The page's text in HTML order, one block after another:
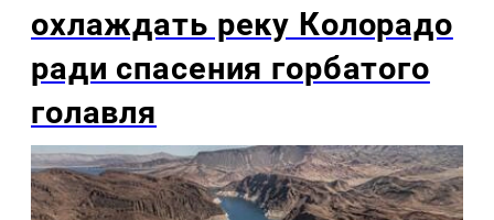
охлаждать реку Колорадо
ради спасения горбатого
голавля